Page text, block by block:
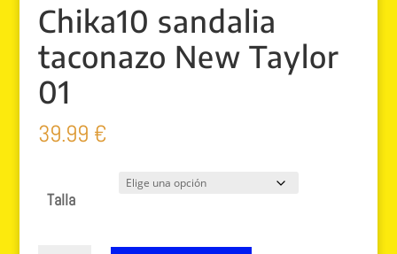
Chika10 sandalia
taconazo New Taylor
01
39.99 €
Talla